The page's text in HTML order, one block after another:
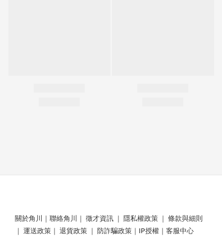
關於角川 ｜ 聯絡角川 ｜ 徵才資訊 ｜ 隱私權政策 ｜ 條款與細則
｜ 運送政策 ｜ 退貨政策 ｜ 防詐騙政策 ｜ IP授權 ｜ 客服中心